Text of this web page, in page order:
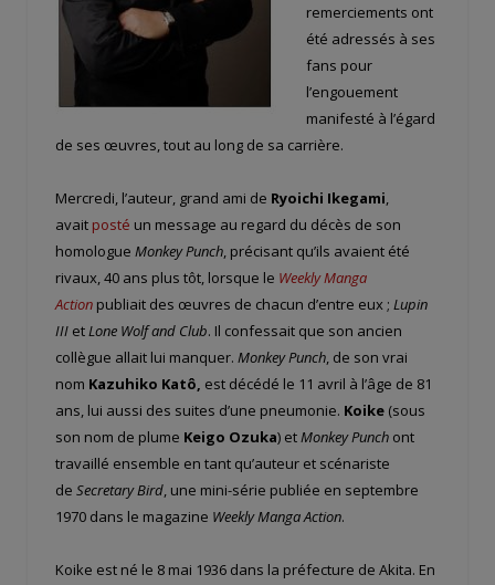
remerciements ont
été adressés à ses
fans pour
l’engouement
manifesté à l’égard
de ses œuvres, tout au long de sa carrière.
Mercredi, l’auteur, grand ami de Ryoichi Ikegami,
avait posté un message au regard du décès de son
homologue Monkey Punch, précisant qu’ils avaient été
rivaux, 40 ans plus tôt, lorsque le Weekly Manga
Action publiait des œuvres de chacun d’entre eux ; Lupin
III etLone Wolf and Club. Il confessait que son ancien
collègue allait lui manquer. Monkey Punch, de son vrai
nom Kazuhiko Katô, est décédé le 11 avril à l’âge de 81
ans, lui aussi des suites d’une pneumonie. Koike (sous
son nom de plume Keigo Ozuka) etMonkey Punch ont
travaillé ensemble en tant qu’auteur et scénariste
de Secretary Bird, une mini-série publiée en septembre
1970 dans le magazine Weekly Manga Action.
Koike est né le 8 mai 1936 dans la préfecture de Akita. En